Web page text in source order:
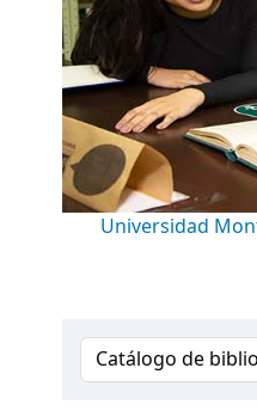
Universidad
Buscar en el